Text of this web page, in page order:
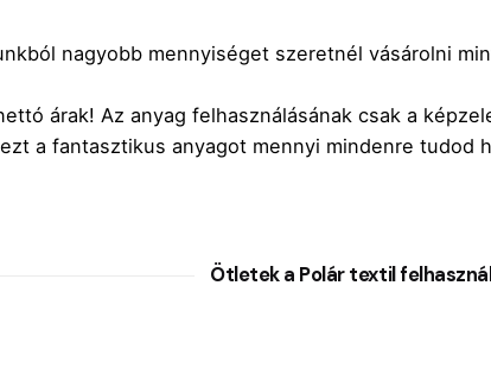
nagyobb mennyiséget szeretnél vásárolni
árak! Az anyag felhasználásának csak a
a fantasztikus anyagot mennyi mindenre tudod
Ötletek a Polár textil